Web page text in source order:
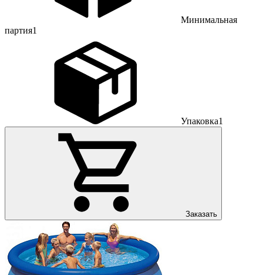
Минимальная
партия1
Упаковка1
Заказать